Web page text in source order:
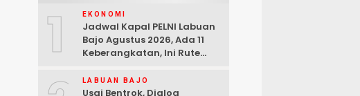
1 EKONOMI
Jadwal Kapal PELNI Labuan
Bajo Agustus 2026, Ada 11
Keberangkatan, Ini Rute
LABUAN BAJO
Usai Bentrok, Dialog